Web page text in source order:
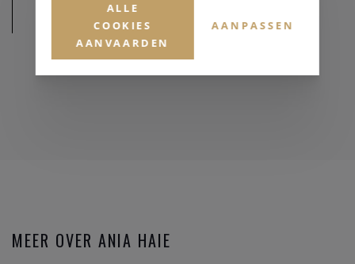
AFMETINGEN
MEER OVER ANIA HAIE
ALLE
COOKIES
AANVAARDEN
AANPASSEN